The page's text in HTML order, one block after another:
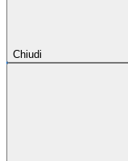
Chiudi